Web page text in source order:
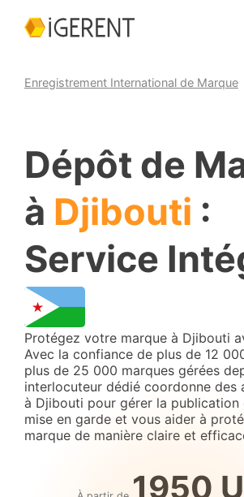
Enregistrement International de Marque
Dépôt de
à Djibouti :
Service
Protégez votre marque à Djibouti
Avec la confiance de plus de 12
plus de 25 000 marques gérées
interlocuteur dédié coordonne des
à Djibouti pour gérer la publication
mise en garde et vous aider à
marque de manière claire et
1950